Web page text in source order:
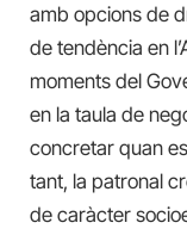
amb opcions de
de tendència en
moments del
en la taula de
concretar quan
tant, la patronal
de caràcter